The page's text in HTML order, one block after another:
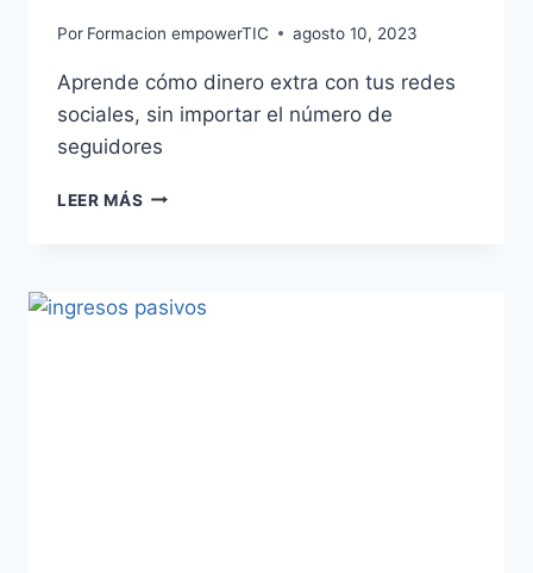
Por Formacion empowerTIC agosto 10, 2023
Aprende cómo dinero extra con tus redes
sociales, sin importar el número de
seguidores
LEER MÁS